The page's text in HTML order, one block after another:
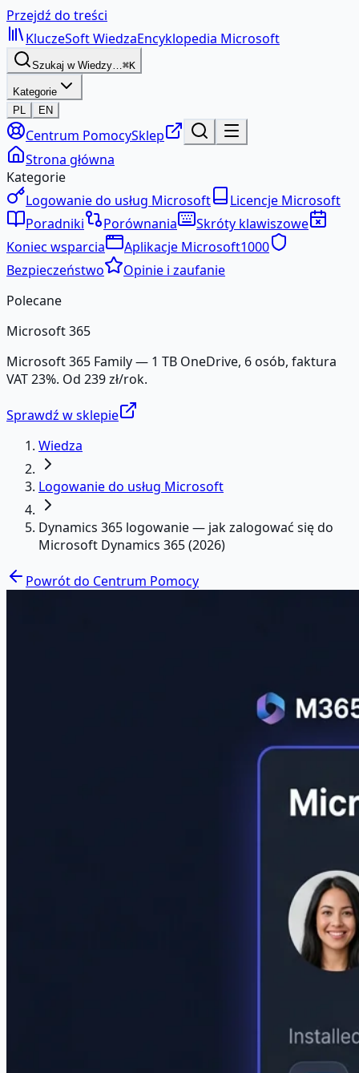
Przejdź do treści
KluczeSoftWiedzaEncyklopedia Microsoft
Szukaj w Wiedzy…⌘K
Kategorie
PL
EN
Centrum PomocySklep
Strona główna
Kategorie
Logowanie do usług Microsoft
Licencje Microsoft
Poradniki
Porównania
Skróty klawiszowe
Koniec wsparcia
Aplikacje Microsoft1000
Bezpieczeństwo
Opinie i zaufanie
Polecane
Microsoft 365
Microsoft 365 Family — 1 TB OneDrive, 6 osób, faktura
VAT 23%. Od 239 zł/rok.
Sprawdź w sklepie
Wiedza
Logowanie do usług Microsoft
Dynamics 365 logowanie — jak zalogować się do
Microsoft Dynamics 365 (2026)
Powrót do Centrum Pomocy